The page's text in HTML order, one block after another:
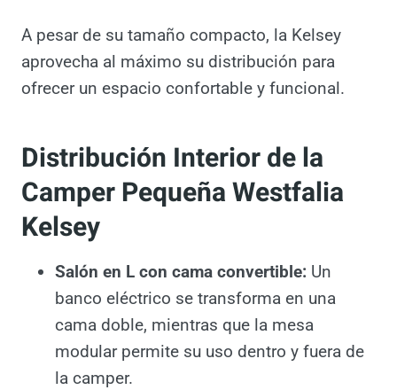
A pesar de su tamaño compacto, la Kelsey
aprovecha al máximo su distribución para
ofrecer un espacio confortable y funcional.
Distribución Interior de la
Camper Pequeña Westfalia
Kelsey
Salón en L con cama convertible:
Un
banco eléctrico se transforma en una
cama doble, mientras que la mesa
modular permite su uso dentro y fuera
de la camper.